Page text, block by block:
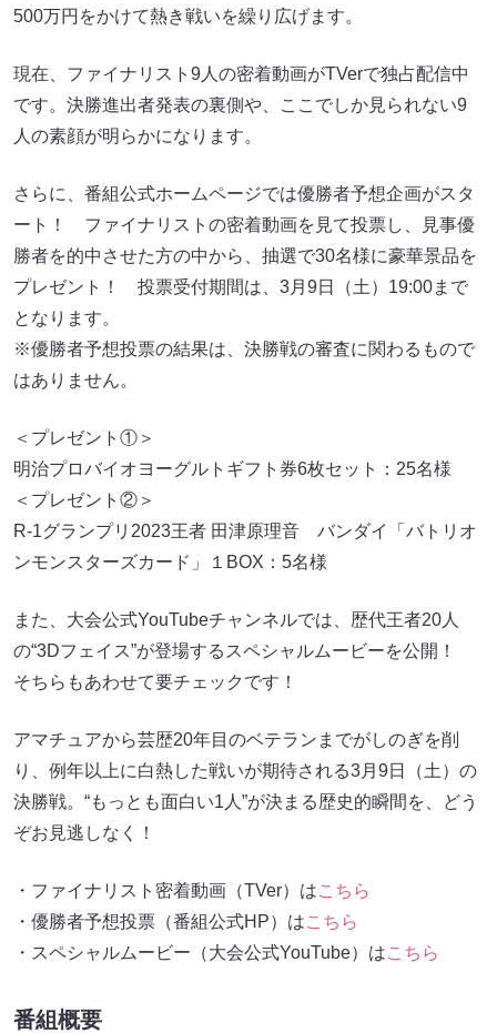
500万円をかけて熱き戦いを繰り広げます。
現在、ファイナリスト9人の密着動画がTVerで独占配信中
です。決勝進出者発表の裏側や、ここでしか見られない9
人の素顔が明らかになります。
さらに、番組公式ホームページでは優勝者予想企画がスタ
ート！ ファイナリストの密着動画を見て投票し、見事優
勝者を的中させた方の中から、抽選で30名様に豪華景品を
プレゼント！ 投票受付期間は、3月9日（土）19:00まで
となります。
※優勝者予想投票の結果は、決勝戦の審査に関わるもので
はありません。
＜プレゼント①＞
明治プロバイオヨーグルトギフト券6枚セット：25名様
＜プレゼント②＞
R-1グランプリ2023王者 田津原理音 バンダイ「バトリオ
ンモンスターズカード」１BOX：5名様
また、大会公式YouTubeチャンネルでは、歴代王者20人
の“3Dフェイス”が登場するスペシャルムービーを公開！
そちらもあわせて要チェックです！
アマチュアから芸歴20年目のベテランまでがしのぎを削
り、例年以上に白熱した戦いが期待される3月9日（土）の
決勝戦。“もっとも面白い1人”が決まる歴史的瞬間を、どう
ぞお見逃しなく！
・ファイナリスト密着動画（TVer）はこちら
・優勝者予想投票（番組公式HP）はこちら
・スペシャルムービー（大会公式YouTube）はこちら
番組概要